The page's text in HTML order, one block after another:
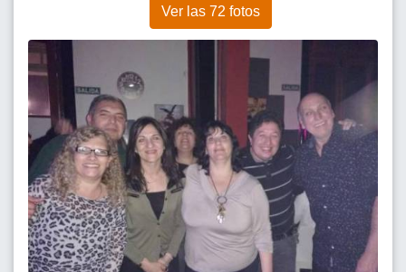
Ver las 72 fotos